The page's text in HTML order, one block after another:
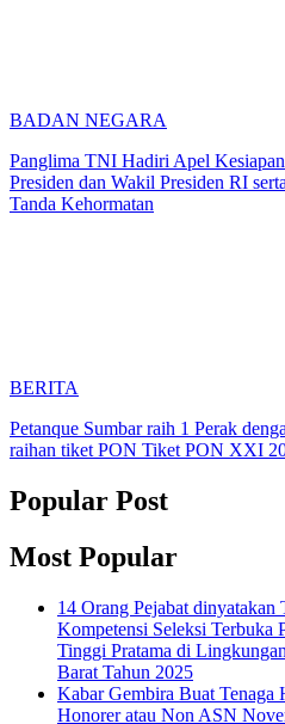
BADAN NEGARA
Panglima TNI Hadiri Apel
Presiden dan Wakil Presiden RI
Tanda Kehormatan
BERITA
Petanque Sumbar raih 1 Perak
raihan tiket PON Tiket PON XXI
Popular Post
Most Popular
14 Orang Pejabat
Kompetensi Seleksi Terbuka
Tinggi Pratama di
Barat Tahun 2025
Kabar Gembira Buat Tenaga
Honorer atau Non ASN